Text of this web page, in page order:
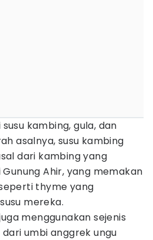
kambing, gula, dan
asalnya, susu kambing
dari kambing yang
Ahir, yang memakan
thyme yang
mereka.
menggunakan sejenis
umbi anggrek ungu